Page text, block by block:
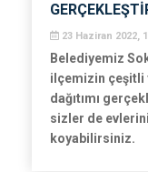
23 Haziran 2022,
Belediyemiz
ilçemizin çeşitli
dağıtımı
sizler de
koyabilirsiniz.